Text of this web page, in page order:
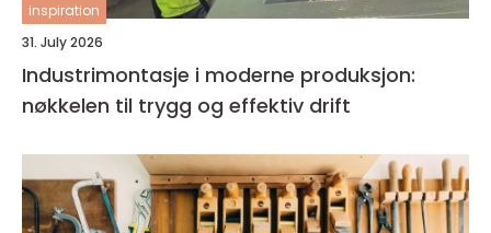
inspiration
31. July 2026
Industrimontasje i moderne produksjon:
nøkkelen til trygg og effektiv drift